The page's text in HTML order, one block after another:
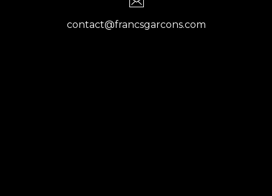
contact@francsgarcons.com